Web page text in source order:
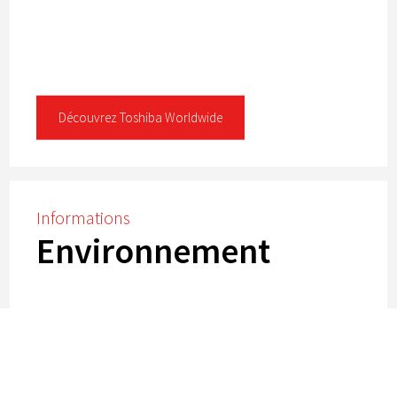
Découvrez Toshiba Worldwide
Informations
Environnement